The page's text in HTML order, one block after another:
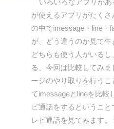
いろいろなアプリがあ
が使えるアプリがたく
の中でimessage・line・
が、どう違うのか見て
どちらも使う人がいる
る、今回は比較してみ
ージのやり取りを行う
てimessageとlineを比較
ビ通話をするというこ
レビ通話を見てみます